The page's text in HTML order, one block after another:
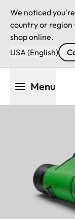
We noticed
country or
shop online.
USA (English)
Menu